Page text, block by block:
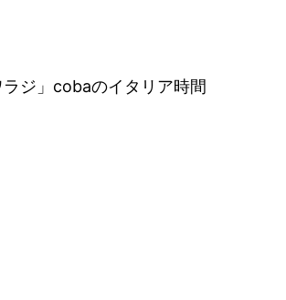
ジ」cobaのイタリア時間